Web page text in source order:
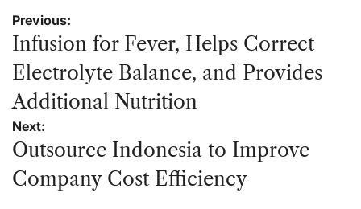
Post
navigation
Previous:
Infusion for Fever, Helps Correct
Electrolyte Balance, and Provides
Additional Nutrition
Next:
Outsource Indonesia to Improve
Company Cost Efficiency